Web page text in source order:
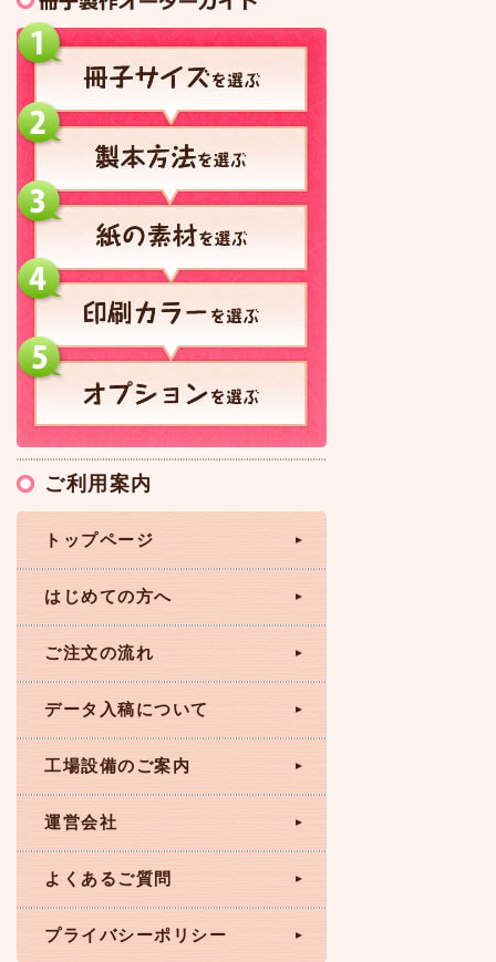
ご利用案内
トップページ
はじめての方へ
ご注文の流れ
データ入稿について
工場設備のご案内
運営会社
よくあるご質問
プライバシーポリシー